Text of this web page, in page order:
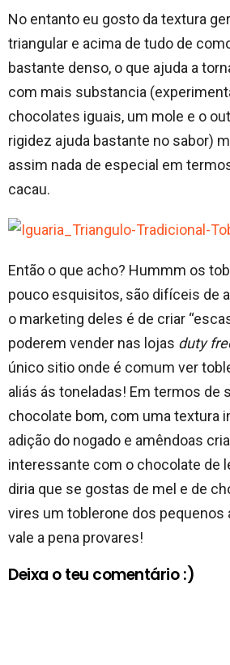
No entanto eu gosto da textura
triangular e acima de tudo de
bastante denso, o que ajuda a
com mais substancia
chocolates iguais, um mole e o
rigidez ajuda bastante no sabor)
assim nada de especial em
cacau.
Então o que acho? Hummm os
pouco esquisitos, são difíceis de
o marketing deles é de criar
poderem vender nas lojas duty
único sitio onde é comum ver
aliás ás toneladas! Em termos de
chocolate bom, com uma textura
adição do nogado e amêndoas
interessante com o chocolate de
diria que se gostas de mel e de
vires um toblerone dos pequenos
vale a pena provares!
Deixa o teu comentário :)